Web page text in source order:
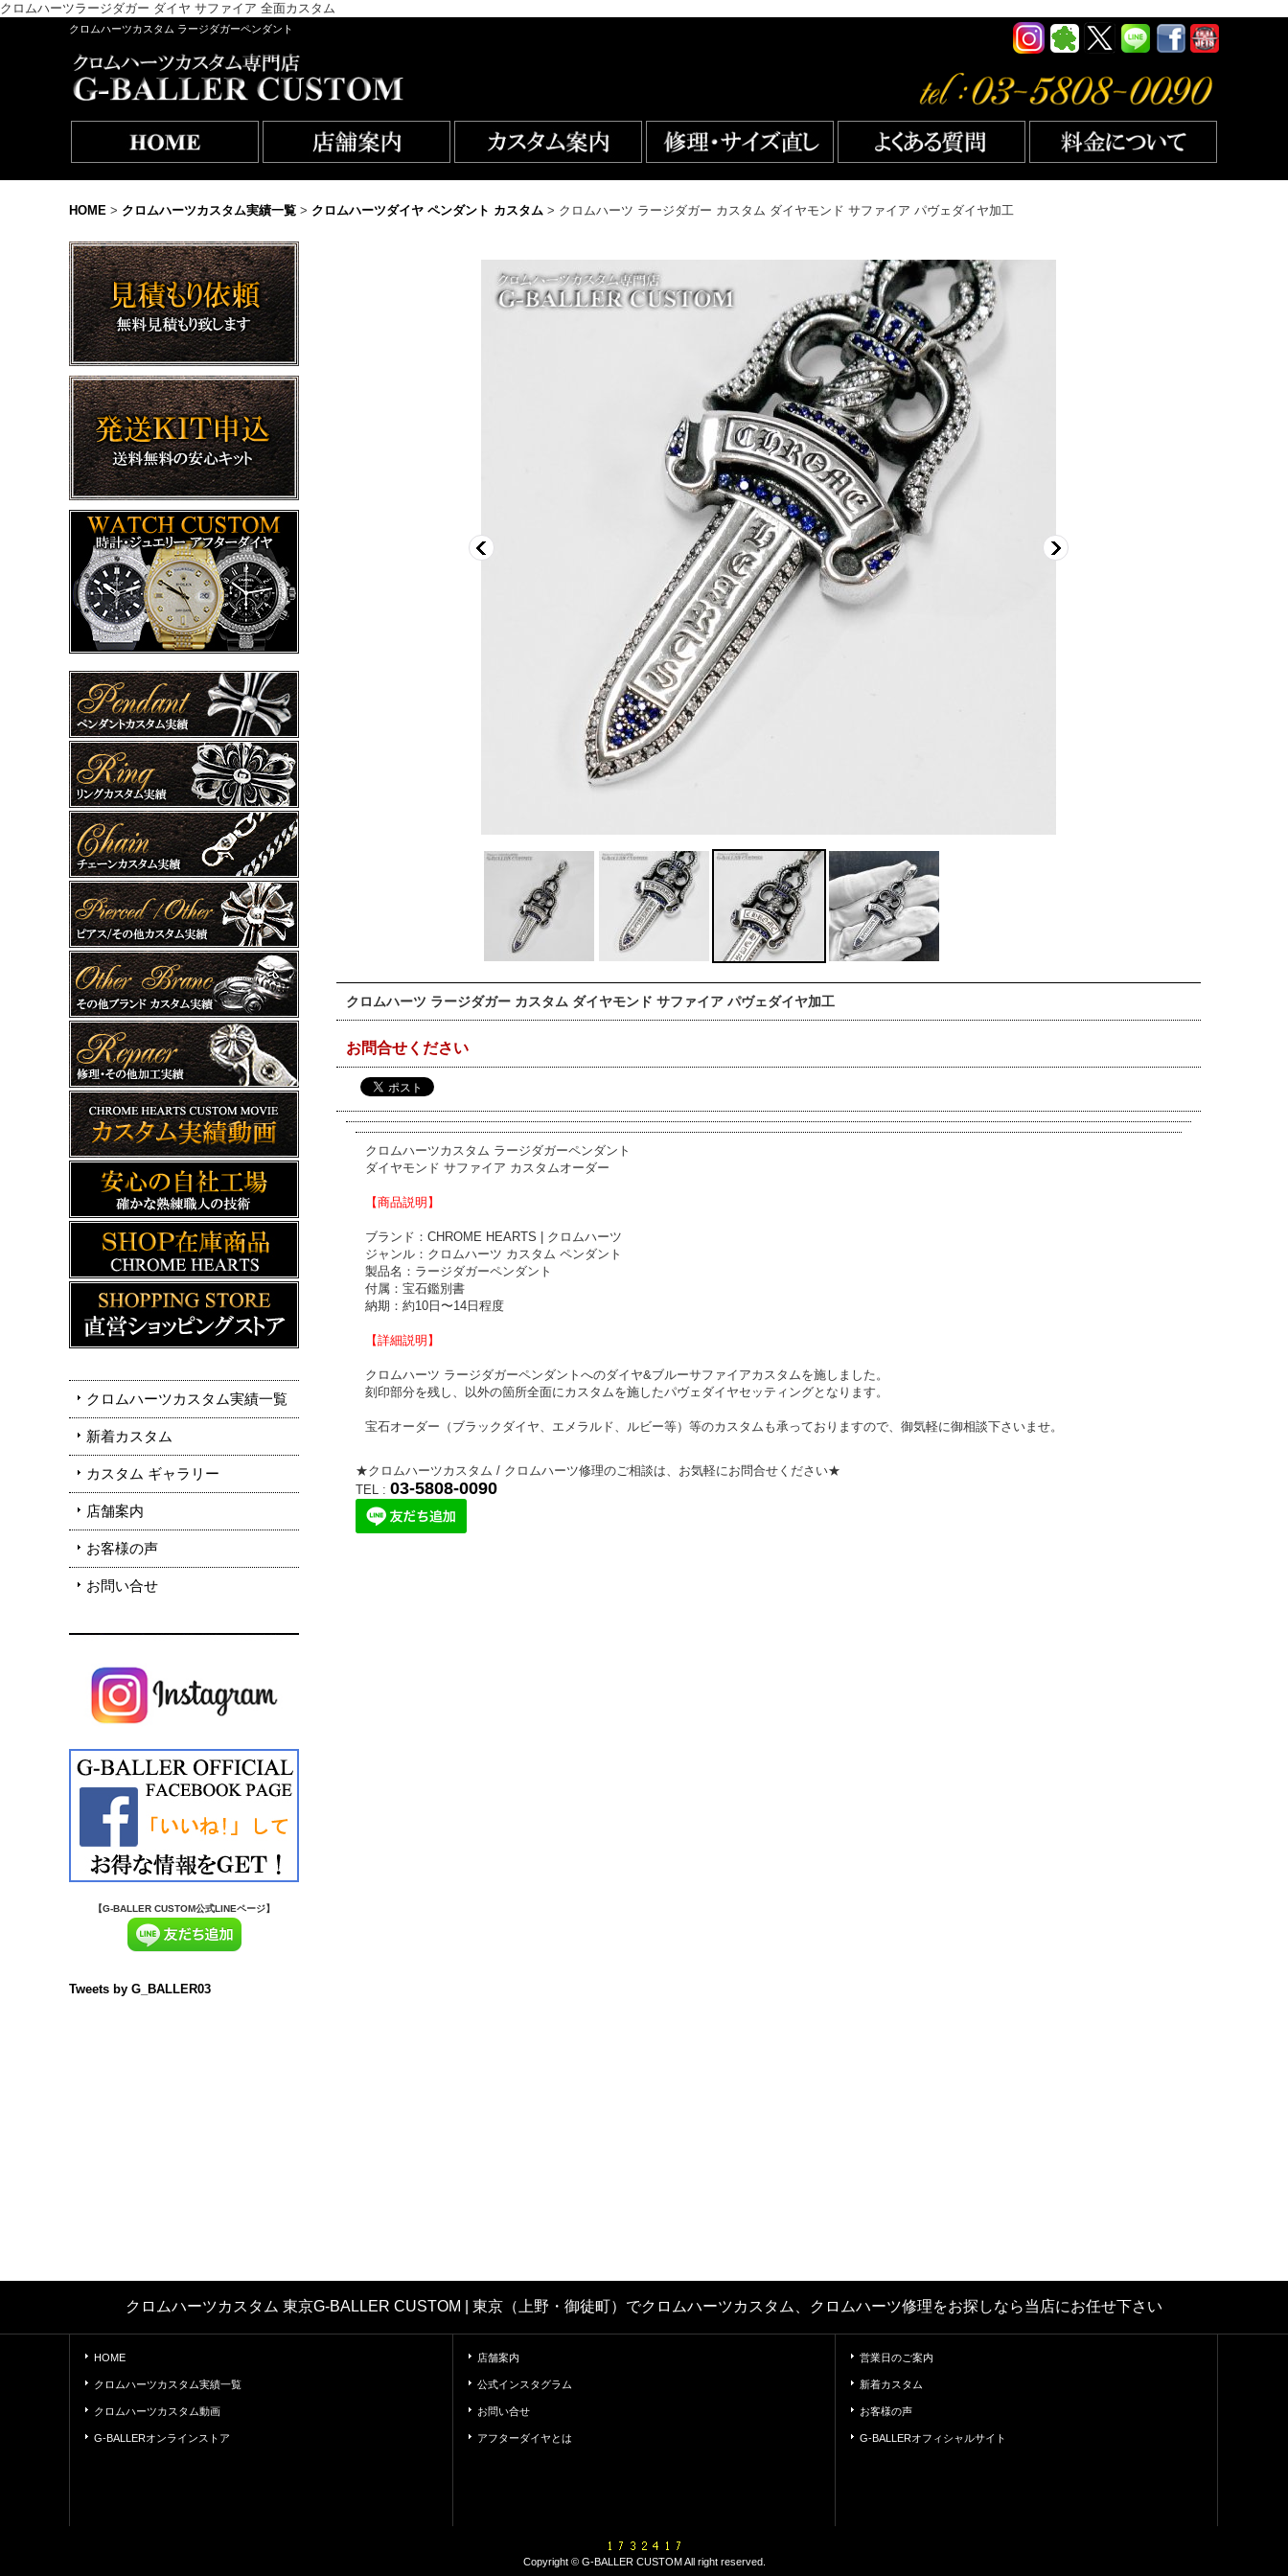
クロムハーツラージダガー ダイヤ サファイア 全面カスタム
クロムハーツカスタム ラージダガーペンダント
HOME > クロムハーツカスタム実績一覧 > クロムハーツダイヤ ペンダント カスタム > クロムハーツ ラージダガー カスタム ダイヤモンド サファイア パヴェダイヤ加工
クロムハーツカスタム実績一覧
新着カスタム
カスタム ギャラリー
店舗案内
お客様の声
お問い合せ
【G-BALLER CUSTOM公式LINEページ】
Tweets by G_BALLER03
クロムハーツ ラージダガー カスタム ダイヤモンド サファイア パヴェダイヤ加工
お問合せください
クロムハーツカスタム ラージダガーペンダント
ダイヤモンド サファイア カスタムオーダー
【商品説明】
ブランド：CHROME HEARTS | クロムハーツ
ジャンル：クロムハーツ カスタム ペンダント
製品名：ラージダガーペンダント
付属：宝石鑑別書
納期：約10日〜14日程度
【詳細説明】
クロムハーツ ラージダガーペンダントへのダイヤ&ブルーサファイアカスタムを施しました。
刻印部分を残し、以外の箇所全面にカスタムを施したパヴェダイヤセッティングとなります。
宝石オーダー（ブラックダイヤ、エメラルド、ルビー等）等のカスタムも承っておりますので、御気軽に御相談下さいませ。
★クロムハーツカスタム / クロムハーツ修理のご相談は、お気軽にお問合せください★
TEL : 03-5808-0090
クロムハーツカスタム 東京G-BALLER CUSTOM | 東京（上野・御徒町）でクロムハーツカスタム、クロムハーツ修理をお探しなら当店にお任せ下さい
HOME
クロムハーツカスタム実績一覧
クロムハーツカスタム動画
G-BALLERオンラインストア
店舗案内
公式インスタグラム
お問い合せ
アフターダイヤとは
営業日のご案内
新着カスタム
お客様の声
G-BALLERオフィシャルサイト
Copyright © G-BALLER CUSTOM All right reserved.